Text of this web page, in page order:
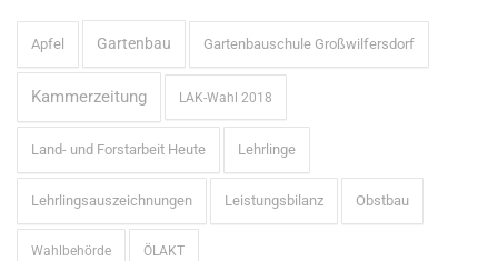
Apfel Gartenbau Gartenbauschule Großwilfersdorf
Kammerzeitung LAK-Wahl 2018
Land- und Forstarbeit Heute Lehrlinge
Lehrlingsauszeichnungen Leistungsbilanz Obstbau
Wahlbehörde ÖLAKT